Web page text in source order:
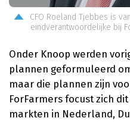
CFO Roeland Tjebbes is
eindverantwoordelijke bij
Onder Knoop werden
plannen geformuleerd
maar die plannen zijn
ForFarmers focust zich
markten in Nederland,